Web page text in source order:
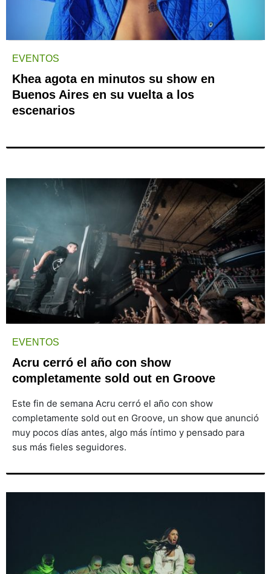
EVENTOS
Khea agota en minutos su show en
Buenos Aires en su vuelta a los
escenarios
EVENTOS
Acru cerró el año con show
completamente sold out en Groove
Este fin de semana Acru cerró el año con show
completamente sold out en Groove, un show que anunció
muy pocos días antes, algo más íntimo y pensado para
sus más fieles seguidores.